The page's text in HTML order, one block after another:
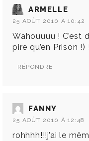
ARMELLE
25 AOÛT 2010 À 10:42
Wahouuuu ! C’est
pire qu’en Prison !) !
RÉPONDRE
FANNY
25 AOÛT 2010 À 12:48
rohhhh!!!j’ai le